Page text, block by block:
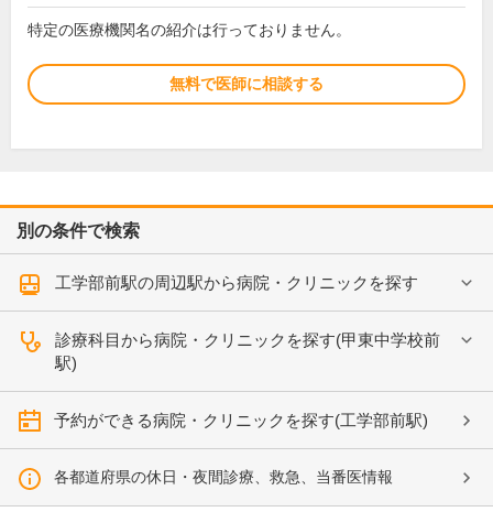
特定の医療機関名の紹介は行っておりません。
無料で医師に相談する
別の条件で検索
工学部前駅の周辺駅から病院・クリニックを探す
診療科目から病院・クリニックを探す(甲東中学校前
駅)
予約ができる病院・クリニックを探す(工学部前駅)
各都道府県の休日・夜間診療、救急、当番医情報